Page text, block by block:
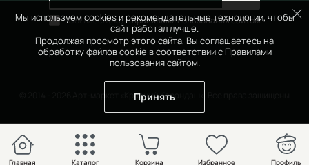
Мы используем cookies и рекомендательные технологии, чтобы
сайт работал лучше.
Продолжая просмотр этого сайта, Вы соглашаетесь на
обработку файлов cookie в соответствии с Правилами
пользования сайтом.
Принять
Согласен(на) справилами пользования сайтом
© 2014 - 2026 Арт-маркет «Красный Карандаш». Все права защищены
Главная Каталог Избранное Профиль
Корзина